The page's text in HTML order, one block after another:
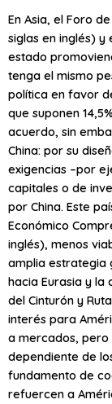
En Asia, el Foro
siglas en inglés)
estado
tenga el mismo
política en favor
que suponen
acuerdo, sin
China: por su
exigencias –por
capitales o de
por China. Este
Económico
inglés), menos
amplia estrategia
hacia Eurasia y la
del Cinturón y
interés para
a mercados,
dependiente de
fundamento de
refuercen a